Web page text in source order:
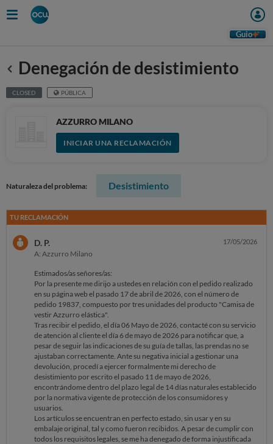
Guio
Anterior
Denegación de desistimiento
CLOSED PÚBLICA
AZZURRO MILANO
INICIAR UNA RECLAMACIÓN
Naturaleza del problema: Desistimiento
TU RECLAMACIÓN
D. P.
A: Azzurro Milano
17/05/2026
Estimados/as señores/as:
Por la presente me dirijo a ustedes en relación con el pedido realizado
en su página web el pasado 17 de abril de 2026, con el número de
pedido 19837, compuesto por tres unidades del producto "Camisa de
vestir Azzurro elástica".
Tras recibir el pedido, el día 06 Mayo de 2026, contacté con su servicio
de atención al cliente el día 6 de mayo de 2026 para notificar que, a
pesar de seguir las indicaciones de su guía de tallas, las prendas no se
ajustaban correctamente. Ante su negativa inicial a gestionar una
devolución, procedí a ejercer formalmente mi derecho de
desistimiento por escrito el pasado 11 de mayo de 2026,
encontrándome dentro del plazo legal de 14 días naturales establecido
por la normativa vigente de protección de los consumidores y
usuarios.
Los artículos se encuentran en perfecto estado, sin usar y en su
embalaje original, tal y como fueron recibidos. A pesar de cumplir con
todos los requisitos legales, se me ha denegado de forma injustificada